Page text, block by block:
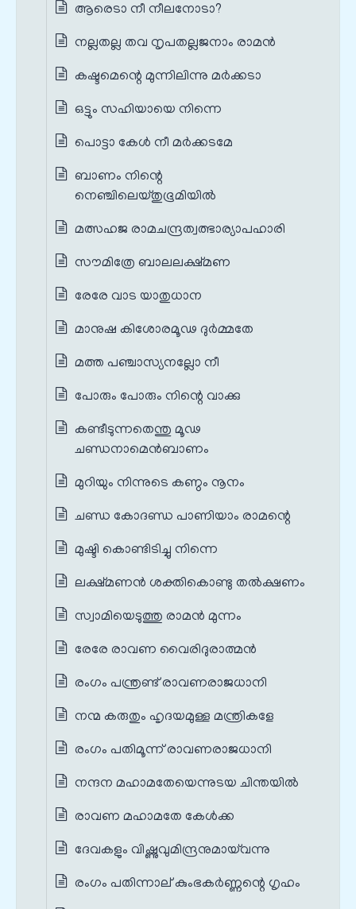
ആരെടാ നീ നീലനോടാ?
നല്ലതല്ല തവ നൃപതല്ലജനാം രാമന്‍
കഷ്ടമെന്റെ മുന്നിലിന്നു മര്‍ക്കടാ
ഒട്ടും സഹിയായെ നിന്നെ
പൊട്ടാ കേൾ നീ മര്‍ക്കടമേ
ബാണം നിന്റെ
നെഞ്ചിലെയ്തുഭൂമിയില്‍
മത്സഹജ രാമചന്ദ്രത്വത്ഭാര്യാപഹാരി
സൗമിത്രേ ബാലലക്ഷ്മണ
രേരേ വാട യാതുധാന
മാനുഷ കിശോരമൂഢ ദുര്‍മ്മതേ
മത്ത പഞ്ചാസ്യനല്ലോ നീ
പോരും പോരും നിന്റെ വാക്കു
കണ്ടീടുന്നതെന്തു മൂഢ
ചണ്ഡനാമെന്‍ബാണം
മുറിയും നിന്നുടെ കണ്ഠം നൂനം
ചണ്ഡ കോദണ്ഡ പാണിയാം രാമന്റെ
മുഷ്ടി കൊണ്ടിടിച്ചു നിന്നെ
ലക്ഷ്മണൻ ശക്തികൊണ്ടു തൽക്ഷണം
സ്വാമിയെടുത്തു രാമൻ മുന്നം
രേരേ രാവണ വൈരിദുരാത്മൻ
രംഗം പന്ത്രണ്ട് രാവണരാജധാനി
നന്മ കരുതും ഹൃദയമുള്ള മന്ത്രികളേ
രംഗം പതിമൂന്ന് രാവണരാജധാനി
നന്ദന മഹാമതേയെന്നുടയ ചിന്തയിൽ
രാവണ മഹാമതേ കേൾക്ക
ദേവകളും വിഷ്ണുവുമിന്ദ്രനുമായ്‌വന്നു
രംഗം പതിന്നാല് കുംഭകർണ്ണന്റെ ഗൃഹം